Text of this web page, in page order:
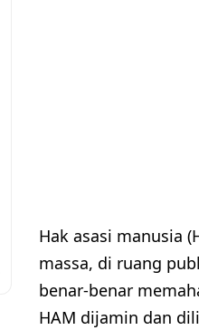
Hak asasi manusia
massa, di ruang
benar-benar
HAM dijamin dan